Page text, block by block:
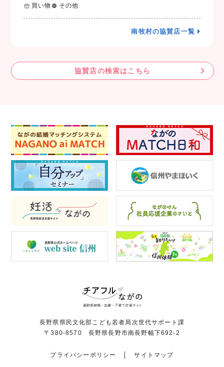
買い物 その他
南牧村の協賛店一覧
協賛店の検索はこちら
長野県県民文化部こども若者局次世代サポート課
〒380-8570 長野県長野市南長野幅下692-2
プライバシーポリシー サイトマップ